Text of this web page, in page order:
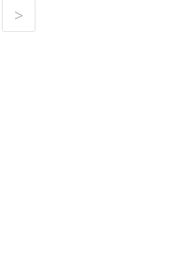
>